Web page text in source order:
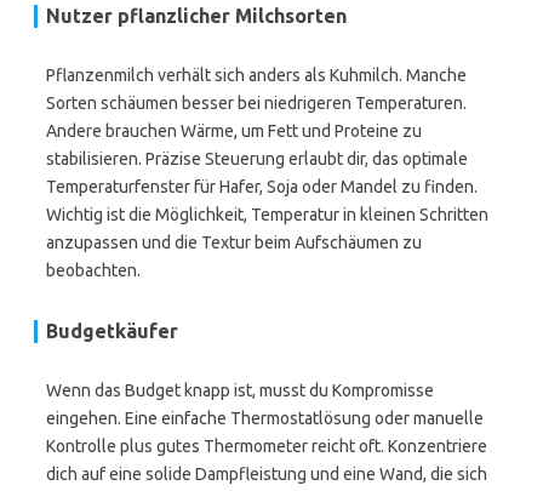
Nutzer pflanzlicher Milchsorten
Pflanzenmilch verhält sich anders als Kuhmilch. Manche
Sorten schäumen besser bei niedrigeren Temperaturen.
Andere brauchen Wärme, um Fett und Proteine zu
stabilisieren. Präzise Steuerung erlaubt dir, das optimale
Temperaturfenster für Hafer, Soja oder Mandel zu finden.
Wichtig ist die Möglichkeit, Temperatur in kleinen Schritten
anzupassen und die Textur beim Aufschäumen zu
beobachten.
Budgetkäufer
Wenn das Budget knapp ist, musst du Kompromisse
eingehen. Eine einfache Thermostatlösung oder manuelle
Kontrolle plus gutes Thermometer reicht oft. Konzentriere
dich auf eine solide Dampfleistung und eine Wand, die sich